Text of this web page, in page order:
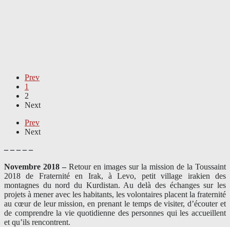
Prev
1
2
Next
Prev
Next
– – – – –
Novembre 2018 – Retour en images sur la mission de la Toussaint
2018 de Fraternité en Irak, à Levo, petit village irakien des
montagnes du nord du Kurdistan. Au delà des échanges sur les
projets à mener avec les habitants, les volontaires placent la fraternité
au cœur de leur mission, en prenant le temps de visiter, d’écouter et
de comprendre la vie quotidienne des personnes qui les accueillent
et qu’ils rencontrent.